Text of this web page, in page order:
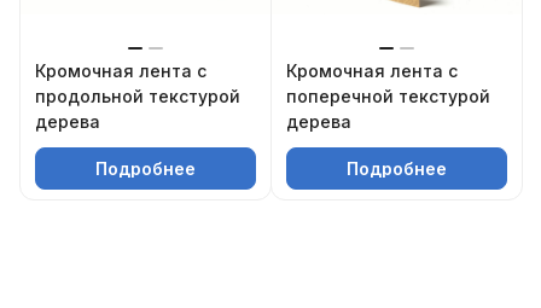
Кромочная лента с
продольной текстурой
дерева
Подробнее
Кромочная лента с
поперечной текстурой
дерева
Подробнее